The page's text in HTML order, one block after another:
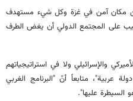
مكان آمن في غزة وكل شيء مستهدف
على المجتمع الدولي أن يغض الطرف
والإسرائيلي ولا في استراتيجياتهم
متابعاً أنّ "البرنامج الغربي
السيطرة عليها".